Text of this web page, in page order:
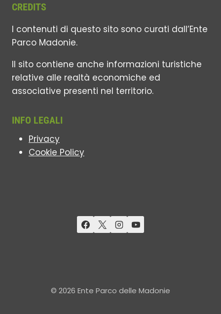
CREDITS
I contenuti di questo sito sono curati dall’Ente
Parco Madonie.
Il sito contiene anche informazioni turistiche
relative alle realtà economiche ed
associative presenti nel territorio.
INFO LEGALI
Privacy
Cookie Policy
© 2026 Ente Parco delle Madonie